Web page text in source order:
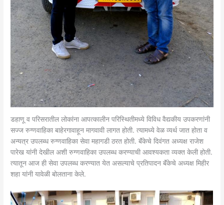
डहाणू व परिसरातील लोकांना आपत्कालीन परिस्थितीमध्ये विविध वैद्यकीय उपकरणांनी
सज्ज रुग्णवाहिका बाहेरगावाहून मागवावी लागत होती. त्यामध्ये वेळ व्यर्थ जात होता व
अन्यत्र उपलब्ध रुग्णवाहिका सेवा महागडी ठरत होती. बॅंकेचे दिवंगत अध्यक्ष राजेश
पारेख यांनी देखील अशी रुग्णवाहिका उपलब्ध करण्याची आवश्यकता व्यक्त केली होती.
त्यातून आज ही सेवा उपलब्ध करण्यात येत असल्याचे प्रतिपादन बॅंकेचे अध्यक्ष मिहीर
शहा यांनी यावेळी बोलताना केले.